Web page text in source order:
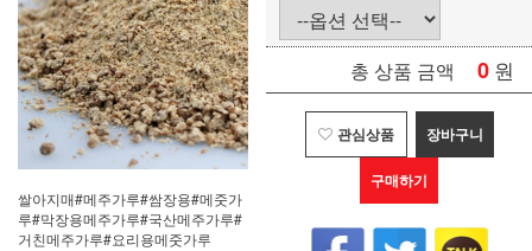
쌀아지매#메주가루#쌈장용#메줏가
루#막장용메주가루#국산메주가루#
거친메주가루#요리용메줏가루
총 상품 금액 0 원
관심상품 장바구니
구매하기